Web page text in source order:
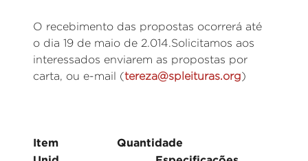
O recebimento das propostas ocorrerá até
o dia 19 de maio de 2.014.Solicitamos aos
interessados enviarem as propostas por
carta, ou e-mail (tereza@spleituras.org)
Item Quantidade